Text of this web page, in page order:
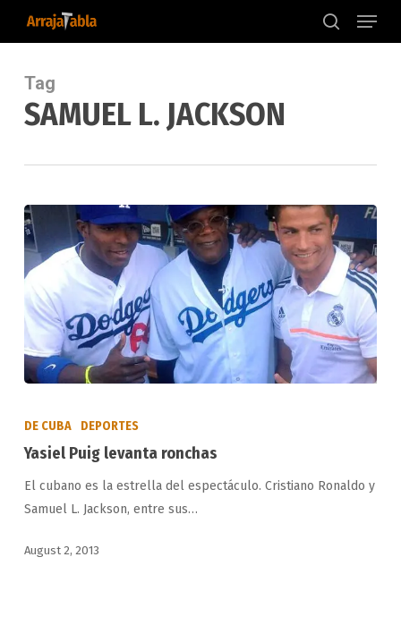
content
search
Menu
Tag
SAMUEL L. JACKSON
ronchas
DE CUBA DEPORTES
Yasiel Puig levanta ronchas
El cubano es la estrella del espectáculo. Cristiano Ronaldo y
Samuel L. Jackson, entre sus…
August 2, 2013